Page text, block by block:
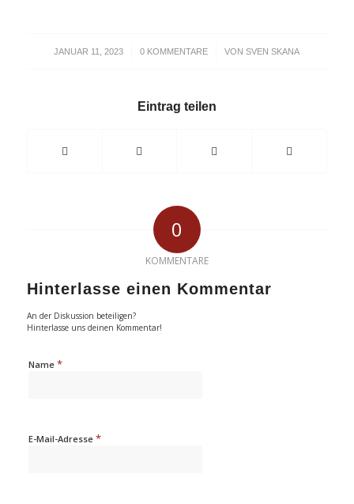
JANUAR 11, 2023
/ 0 KOMMENTARE
/ VONSVEN SKANA
Eintrag teilen
0
KOMMENTARE
Hinterlasse einen Kommentar
An der Diskussion beteiligen?
Hinterlasse uns deinen Kommentar!
Name *
E-Mail-Adresse *